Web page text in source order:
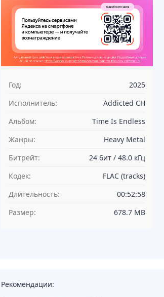
Год:
2025
Исполнитель:
Addicted CH
Альбом:
Time Is Endless
Жанры:
Heavy Metal
Битрейт:
24 бит / 48.0 кГц
Кодек:
FLAC (tracks)
Длительность:
00:52:58
Размер:
678.7 MB
Рекомендации: